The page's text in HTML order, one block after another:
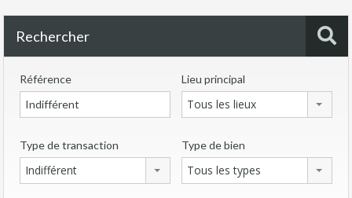
Rechercher
Référence Lieu principal
Tous les lieux
Type de transaction
Indifférent
Type de bien
Tous les types